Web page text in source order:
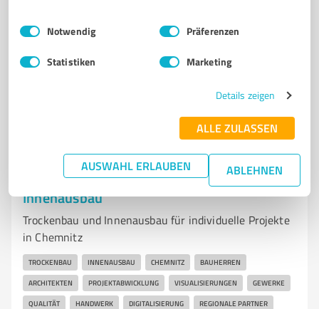
Impressum Datenschutzbestimmungen
Einwilligungsauswahl
Notwendig Präferenzen
Statistiken Marketing
Details zeigen
ALLE ZULASSEN
AUSWAHL ERLAUBEN ABLEHNEN
Tel. 03723 49870
info@lindner-bau.de
www.lindner-bau.de/
Bauwesen
FORMKONZEPT | Trockenbau &
Innenausbau
Trockenbau und Innenausbau für individuelle Projekte
in Chemnitz
TROCKENBAU INNENAUSBAU CHEMNITZ BAUHERREN
ARCHITEKTEN PROJEKTABWICKLUNG VISUALISIERUNGEN GEWERKE
QUALITÄT HANDWERK DIGITALISIERUNG REGIONALE PARTNER